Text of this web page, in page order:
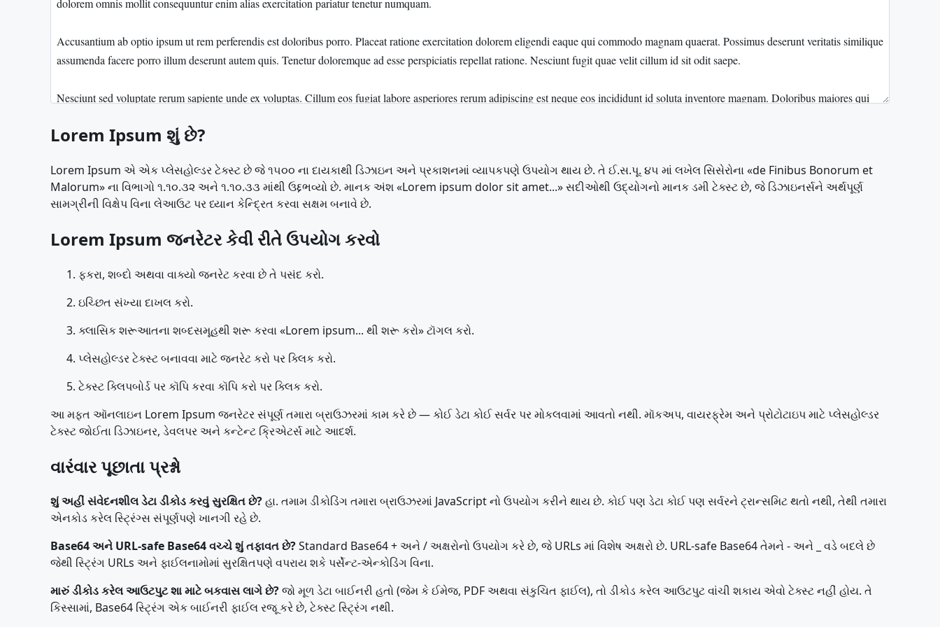
Lorem Ipsum શું છે?
Lorem Ipsum એ એક પ્લેસહોલ્ડર ટેક્સ્ટ છે જે ૧૫૦૦ ના દાયકાથી ડિઝાઇન અને પ્રકાશનમાં વ્યાપકપણે ઉપયોગ થાય છે. તે ઈ.સ.પૂ. ૪૫ માં લખેલ સિસેરોના «de Finibus Bonorum et
Malorum» ના વિભાગો ૧.૧૦.૩૨ અને ૧.૧૦.૩૩ માંથી ઉદ્દભવ્યો છે. માનક અંશ «Lorem ipsum dolor sit amet...» સદીઓથી ઉદ્યોગનો માનક ડમી ટેક્સ્ટ છે, જે ડિઝાઇનર્સને અર્થપૂર્ણ
સામગ્રીની વિક્ષેપ વિના લેઆઉટ પર ધ્યાન કેન્દ્રિત કરવા સક્ષમ બનાવે છે.
Lorem Ipsum જનરેટર કેવી રીતે ઉપયોગ કરવો
ફકરા, શબ્દો અથવા વાક્યો જનરેટ કરવા છે તે પસંદ કરો.
ઇચ્છિત સંખ્યા દાખલ કરો.
ક્લાસિક શરૂઆતના શબ્દસમૂહથી શરૂ કરવા «Lorem ipsum... થી શરૂ કરો» ટૉગલ કરો.
પ્લેસહોલ્ડર ટેક્સ્ટ બનાવવા માટે જનરેટ કરો પર ક્લિક કરો.
ટેક્સ્ટ ક્લિપબોર્ડ પર કૉપિ કરવા કૉપિ કરો પર ક્લિક કરો.
આ મફત ઑનલાઇન Lorem Ipsum જનરેટર સંપૂર્ણ તમારા બ્રાઉઝરમાં કામ કરે છે — કોઈ ડેટા કોઈ સર્વર પર મોકલવામાં આવતો નથી. મૉકઅપ, વાયરફ્રેમ અને પ્રોટોટાઇપ માટે પ્લેસહોલ્ડર
ટેક્સ્ટ જોઈતા ડિઝાઇનર, ડેવલપર અને કન્ટેન્ટ ક્રિએટર્સ માટે આદર્શ.
વારંવાર પૂછાતા પ્રશ્નો
શું અહીં સંવેદનશીલ ડેટા ડીકોડ કરવું સુરક્ષિત છે?હા. તમામ ડીકોડિંગ તમારા બ્રાઉઝરમાં JavaScript નો ઉપયોગ કરીને થાય છે. કોઈ પણ ડેટા કોઈ પણ સર્વરને ટ્રાન્સમિટ થતો નથી, તેથી તમારા
એનકોડ કરેલ સ્ટ્રિંગ્સ સંપૂર્ણપણે ખાનગી રહે છે.
Base64 અને URL-safe Base64 વચ્ચે શું તફાવત છે?Standard Base64 + અને / અક્ષરોનો ઉપયોગ કરે છે, જે URLs માં વિશેષ અક્ષરો છે. URL-safe Base64 તેમને - અને _ વડે બદલે છે
જેથી સ્ટ્રિંગ URLs અને ફાઈલનામોમાં સુરક્ષિતપણે વપરાય શકે પર્સેન્ટ-એન્કોડિંગ વિના.
મારું ડીકોડ કરેલ આઉટપુટ શા માટે બકવાસ લાગે છે?જો મૂળ ડેટા બાઈનરી હતો (જેમ કે ઈમેજ, PDF અથવા સંકુચિત ફાઈલ), તો ડીકોડ કરેલ આઉટપુટ વાંચી શકાય એવો ટેક્સ્ટ નહીં હોય. તે
કિસ્સામાં, Base64 સ્ટ્રિંગ એક બાઈનરી ફાઈલ રજૂ કરે છે, ટેક્સ્ટ સ્ટ્રિંગ નથી.